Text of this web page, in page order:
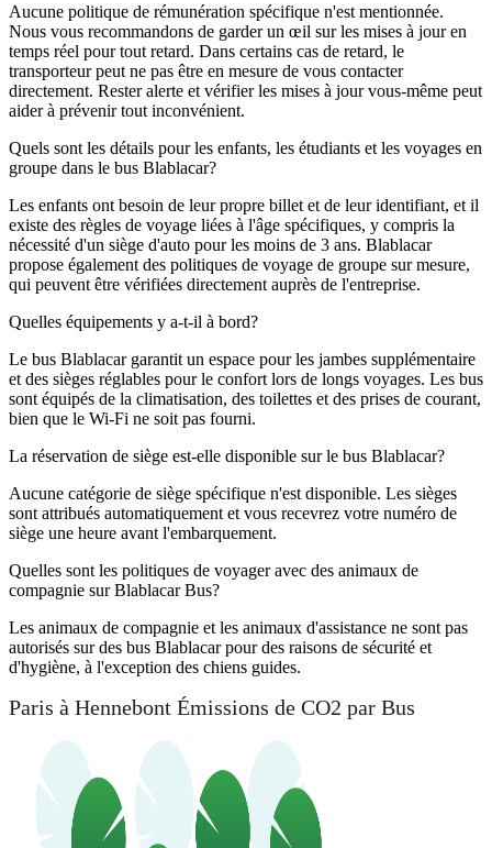
Aucune politique de rémunération spécifique n'est mentionnée.
Nous vous recommandons de garder un œil sur les mises à jour en
temps réel pour tout retard. Dans certains cas de retard, le
transporteur peut ne pas être en mesure de vous contacter
directement. Rester alerte et vérifier les mises à jour vous-même peut
aider à prévenir tout inconvénient.
Quels sont les détails pour les enfants, les étudiants et les voyages en
groupe dans le bus Blablacar?
Les enfants ont besoin de leur propre billet et de leur identifiant, et il
existe des règles de voyage liées à l'âge spécifiques, y compris la
nécessité d'un siège d'auto pour les moins de 3 ans. Blablacar
propose également des politiques de voyage de groupe sur mesure,
qui peuvent être vérifiées directement auprès de l'entreprise.
Quelles équipements y a-t-il à bord?
Le bus Blablacar garantit un espace pour les jambes supplémentaire
et des sièges réglables pour le confort lors de longs voyages. Les bus
sont équipés de la climatisation, des toilettes et des prises de courant,
bien que le Wi-Fi ne soit pas fourni.
La réservation de siège est-elle disponible sur le bus Blablacar?
Aucune catégorie de siège spécifique n'est disponible. Les sièges
sont attribués automatiquement et vous recevrez votre numéro de
siège une heure avant l'embarquement.
Quelles sont les politiques de voyager avec des animaux de
compagnie sur Blablacar Bus?
Les animaux de compagnie et les animaux d'assistance ne sont pas
autorisés sur des bus Blablacar pour des raisons de sécurité et
d'hygiène, à l'exception des chiens guides.
Paris à Hennebont Émissions de CO2 par Bus